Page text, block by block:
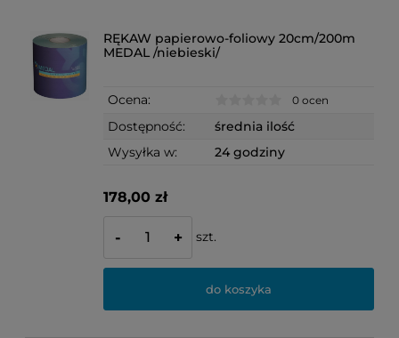
RĘKAW papierowo-foliowy 20cm/200m
MEDAL /niebieski/
Ocena: 0 ocen
Dostępność:
średnia ilość
Wysyłka w:
24 godziny
178,00 zł
- + szt.
do koszyka